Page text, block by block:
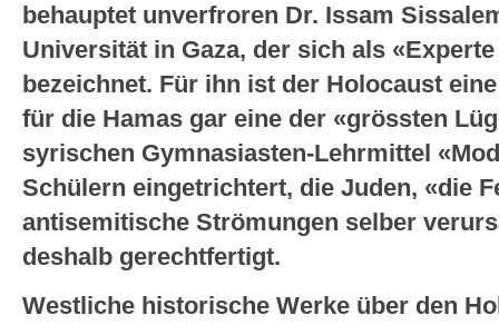
behauptet unverfroren Dr. Issam
Universität in Gaza, der sich als
bezeichnet. Für ihn ist der Holocaust
für die Hamas gar eine der «grössten
syrischen Gymnasiasten-Lehrmittel
Schülern eingetrichtert, die Juden, «die
antisemitische Strömungen selber
deshalb gerechtfertigt.
Westliche historische Werke über den